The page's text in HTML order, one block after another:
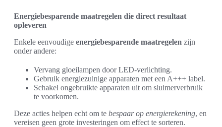
Energiebesparende maatregelen die direct resultaat
opleveren
Enkele eenvoudige energiebesparende maatregelen zijn
onder andere:
Vervang gloeilampen door LED-verlichting.
Gebruik energiezuinige apparaten met een A+++ label.
Schakel ongebruikte apparaten uit om sluimerverbruik
te voorkomen.
Deze acties helpen echt om te bespaar op energierekening, en
vereisen geen grote investeringen om effect te sorteren.